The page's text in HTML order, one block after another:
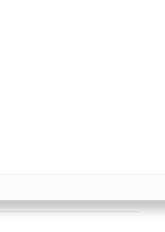
約システム『街のお医者さん』
-診療予約シス
開始しました。診療予約シ